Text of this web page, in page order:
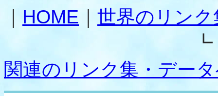
HOME
世界のリン
┗
関連のリンク集・デー